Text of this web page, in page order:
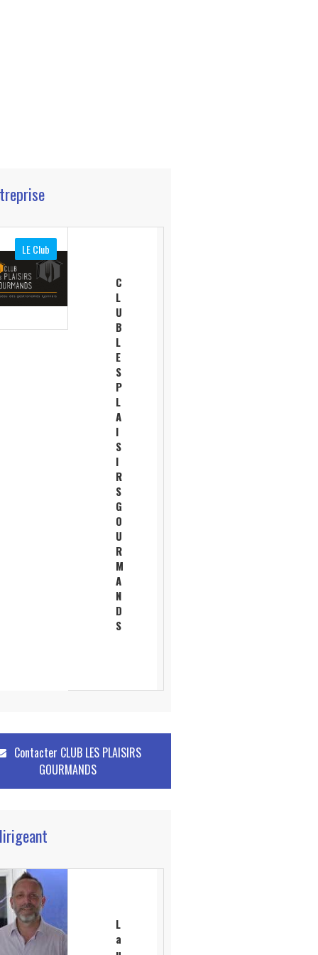
LE Club
C
L
U
B
L
E
S
P
L
A
I
S
I
R
S
G
O
U
R
M
A
N
D
S
Contacter CLUB LES PLAISIRS
GOURMANDS
L
a